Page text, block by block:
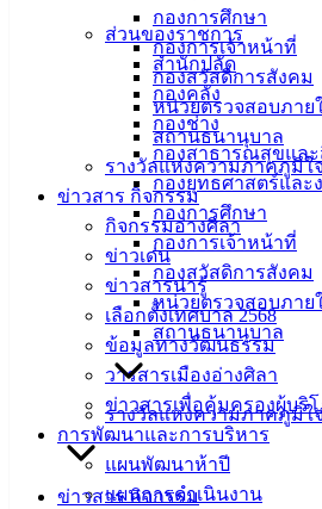
กองการศึกษา
กองการเจ้าหน้าที่
กองสวัสดิการสังคม
หน่วยตรวจสอบภาย
สถานธนานุบาล
รางวัลแห่งความภาคภูมิใ
ข่าวสาร กิจกรรม
กิจกรรมอ่างศิลา
ข่าวเด่น
ข่าวสารน่ารู้
เลือกตั้งเทศบาล 2568
ข้อมูลทางวัฒนธรรม
วารสารเมืองอ่างศิลา
ข่าวสารเพื่อคุ้มครองผู้บริ
การพัฒนาและการบริหาร
แผนพัฒนาห้าปี
แผนการดำเนินงาน
ส่วนของราชการ
สำนักปลัด
กองคลัง
กองช่าง
กองสาธารณสุขแล
กองยุทธศาสตร์แล
กองการศึกษา
กองการเจ้าหน้าที่
กองสวัสดิการสังคม
หน่วยตรวจสอบภาย
สถานธนานุบาล
รางวัลแห่งความภาคภูมิใ
ข่าวสาร กิจกรรม
และบรรจุแต่งตั้ง กองการเจ้าหน้าที่ 085
รายละเอียดเพิ่มเติม https://